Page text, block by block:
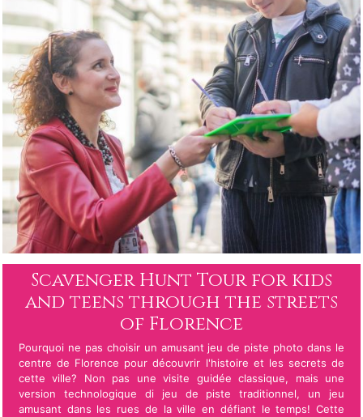
Scavenger Hunt Tour for kids
and teens through the streets
of Florence
Pourquoi ne pas choisir un amusant jeu de piste photo dans le
centre de Florence pour découvrir l'histoire et les secrets de
cette ville? Non pas une visite guidée classique, mais une
version technologique di jeu de piste traditionnel, un jeu
amusant dans les rues de la ville en défiant le temps! Cette